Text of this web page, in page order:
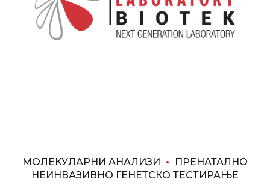
МОЛЕКУЛАРНИ АНАЛИЗИ
ПРЕНАТАЛНО
НЕИНВАЗИВНО ГЕНЕТСКО ТЕСТИРАЊЕ